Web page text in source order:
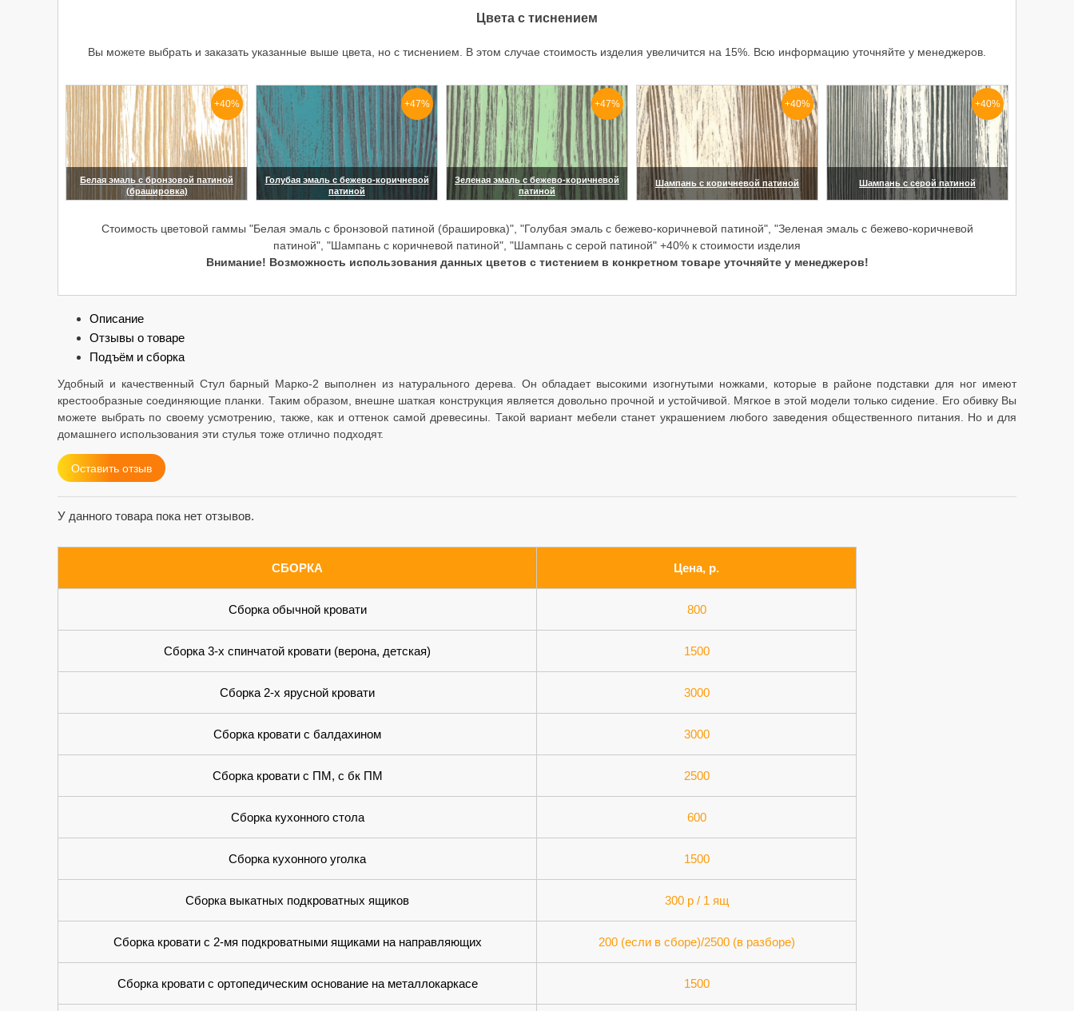
Цвета с тиснением
Вы можете выбрать и заказать указанные выше цвета, но с тиснением. В этом случае стоимость изделия увеличится на 15%. Всю информацию уточняйте у менеджеров.
Белая эмаль с бронзовой патиной
(брашировка)
+40%
Голубая эмаль с бежево-коричневой
патиной
+47%
Зеленая эмаль с бежево-коричневой
патиной
+47%
Шампань с коричневой патиной
+40%
Шампань с серой патиной
+40%
Стоимость цветовой гаммы "Белая эмаль с бронзовой патиной (брашировка)", "Голубая эмаль с бежево-коричневой патиной", "Зеленая эмаль с бежево-коричневой
патиной", "Шампань с коричневой патиной", "Шампань с серой патиной" +40% к стоимости изделия
Внимание! Возможность использования данных цветов с тистением в конкретном товаре уточняйте у менеджеров!
Описание
Отзывы о товаре
Подъём и сборка
Удобный и качественный Стул барный Марко-2 выполнен из натурального дерева. Он обладает высокими изогнутыми ножками, которые в районе подставки для ног имеют
крестообразные соединяющие планки. Таким образом, внешне шаткая конструкция является довольно прочной и устойчивой. Мягкое в этой модели только сидение. Его обивку Вы
можете выбрать по своему усмотрению, также, как и оттенок самой древесины. Такой вариант мебели станет украшением любого заведения общественного питания. Но и для
домашнего использования эти стулья тоже отлично подходят.
Оставить отзыв
У данного товара пока нет отзывов.
СБОРКА Цена, р.
Сборка обычной кровати 800
Сборка 3-х спинчатой кровати (верона, детская) 1500
Сборка 2-х ярусной кровати 3000
Сборка кровати с балдахином 3000
Сборка кровати с ПМ, с бк ПМ 2500
Сборка кухонного стола 600
Сборка кухонного уголка 1500
Сборка выкатных подкроватных ящиков 300 р / 1 ящ
Сборка кровати с 2-мя подкроватными ящиками на направляющих 200 (если в сборе)/2500 (в разборе)
Сборка кровати с ортопедическим основание на металлокаркасе 1500